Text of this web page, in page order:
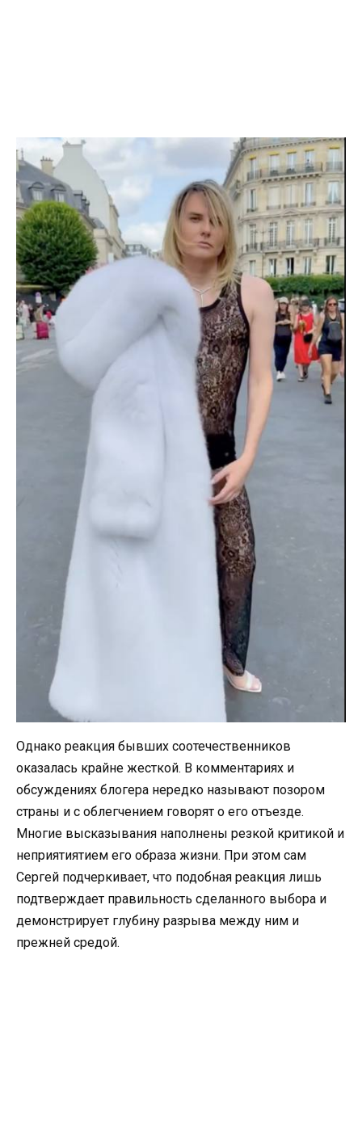
Однако реакция бывших соотечественников
оказалась крайне жесткой. В комментариях и
обсуждениях блогера нередко называют позором
страны и с облегчением говорят о его отъезде.
Многие высказывания наполнены резкой критикой и
неприятиятием его образа жизни. При этом сам
Сергей подчеркивает, что подобная реакция лишь
подтверждает правильность сделанного выбора и
демонстрирует глубину разрыва между ним и
прежней средой.